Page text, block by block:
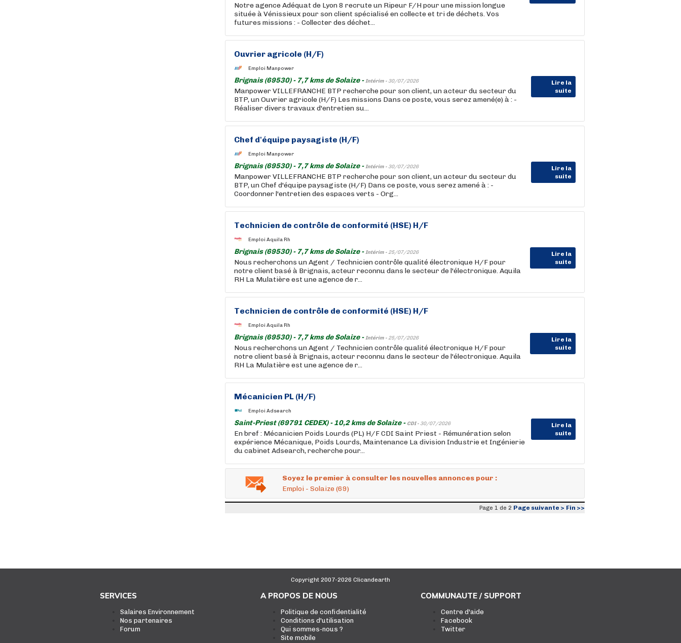
Notre agence Adéquat de Lyon 8 recrute un Ripeur F/H pour une mission longue
située à Vénissieux pour son client spécialisé en collecte et tri de déchets. Vos
futures missions : - Collecter des déchet...
Ouvrier agricole (H/F)
Emploi Manpower
Brignais (69530) - 7,7 kms de Solaize -Intérim - 30/07/2026
Lire la
suite
Manpower VILLEFRANCHE BTP recherche pour son client, un acteur du secteur du
BTP, un Ouvrier agricole (H/F) Les missions Dans ce poste, vous serez amené(e) à : -
Réaliser divers travaux d'entretien su...
Chef d'équipe paysagiste (H/F)
Emploi Manpower
Brignais (69530) - 7,7 kms de Solaize -Intérim - 30/07/2026
Lire la
suite
Manpower VILLEFRANCHE BTP recherche pour son client, un acteur du secteur du
BTP, un Chef d'équipe paysagiste (H/F) Dans ce poste, vous serez amené à : -
Coordonner l'entretien des espaces verts - Org...
Technicien de contrôle de conformité (HSE) H/F
Emploi Aquila Rh
Brignais (69530) - 7,7 kms de Solaize -Intérim - 25/07/2026
Lire la
suite
Nous recherchons un Agent / Technicien contrôle qualité électronique H/F pour
notre client basé à Brignais, acteur reconnu dans le secteur de l'électronique. Aquila
RH La Mulatière est une agence de r...
Technicien de contrôle de conformité (HSE) H/F
Emploi Aquila Rh
Brignais (69530) - 7,7 kms de Solaize -Intérim - 25/07/2026
Lire la
suite
Nous recherchons un Agent / Technicien contrôle qualité électronique H/F pour
notre client basé à Brignais, acteur reconnu dans le secteur de l'électronique. Aquila
RH La Mulatière est une agence de r...
Mécanicien PL (H/F)
Emploi Adsearch
Saint-Priest (69791 CEDEX) - 10,2 kms de Solaize - CDI - 30/07/2026
Lire la
suite
En bref : Mécanicien Poids Lourds (PL) H/F CDI Saint Priest - Rémunération selon
expérience Mécanique, Poids Lourds, Maintenance La division Industrie et Ingénierie
du cabinet Adsearch, recherche pour...
Soyez le premier à consulter les nouvelles annonces pour :
Emploi - Solaize (69)
Page 1 de 2 Page suivante > Fin >>
Copyright 2007-2026 Clicandearth
SERVICES
Salaires Environnement
Nos partenaires
Forum
A PROPOS DE NOUS
Politique de confidentialité
Conditions d'utilisation
Qui sommes-nous ?
Site mobile
COMMUNAUTE / SUPPORT
Centre d'aide
Facebook
Twitter